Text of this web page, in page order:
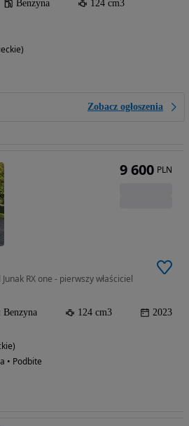
Benzyna
124 cm3
Zobacz ogłoszenia
RX one - pierwszy właściciel
Benzyna 124 cm3 2023
• Podbite
9 600 PLN